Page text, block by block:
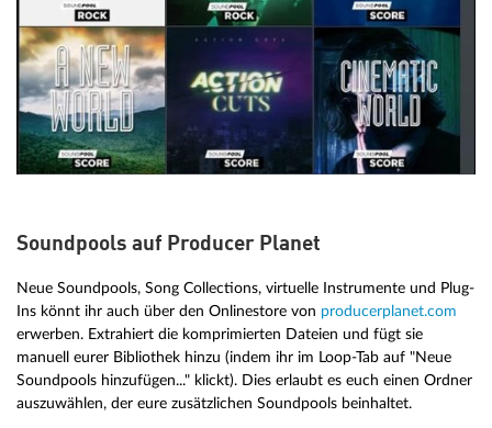
Soundpools auf Producer Planet
Neue Soundpools, Song Collections, virtuelle Instrumente und Plug-
Ins könnt ihr auch über den Onlinestore von producerplanet.com
erwerben. Extrahiert die komprimierten Dateien und fügt sie
manuell eurer Bibliothek hinzu (indem ihr im Loop-Tab auf "Neue
Soundpools hinzufügen..." klickt). Dies erlaubt es euch einen Ordner
auszuwählen, der eure zusätzlichen Soundpools beinhaltet.